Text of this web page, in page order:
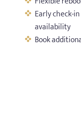
AROUND ALTÖTTING
OFFERS
Early check-
availability
Book